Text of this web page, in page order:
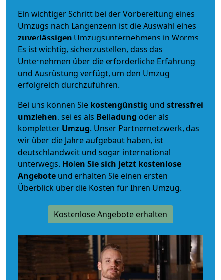
Ein wichtiger Schritt bei der Vorbereitung eines
Umzugs nach Langenzenn ist die Auswahl eines
zuverlässigen Umzugsunternehmens in Worms.
Es ist wichtig, sicherzustellen, dass das
Unternehmen über die erforderliche Erfahrung
und Ausrüstung verfügt, um den Umzug
erfolgreich durchzuführen.
Bei uns können Sie kostengünstig und stressfrei
umziehen, sei es als Beiladung oder als
kompletter Umzug. Unser Partnernetzwerk, das
wir über die Jahre aufgebaut haben, ist
deutschlandweit und sogar international
unterwegs. Holen Sie sich jetzt kostenlose
Angebote und erhalten Sie einen ersten
Überblick über die Kosten für Ihren Umzug.
Kostenlose Angebote erhalten